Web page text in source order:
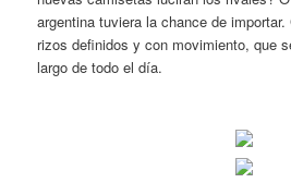
argentina tuviera la chance de
rizos definidos y con movimiento, que
largo de todo el día.